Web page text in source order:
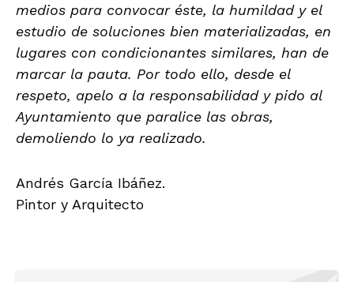
medios para convocar éste, la humildad y el
estudio de soluciones bien materializadas, en
lugares con condicionantes similares, han de
marcar la pauta. Por todo ello, desde el
respeto, apelo a la responsabilidad y pido al
Ayuntamiento que paralice las obras,
demoliendo lo ya realizado.
Andrés García Ibáñez.
Pintor y Arquitecto